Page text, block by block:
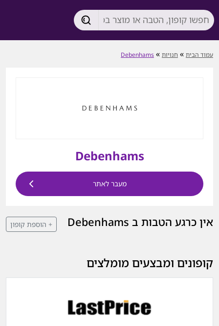
עמוד הבית » חנויות »
Debenhams
Debenhams
מעבר לאתר
אין כרגע הטבות ב Debenhams + הוספת קופון
קופונים ומבצעים מומלצים